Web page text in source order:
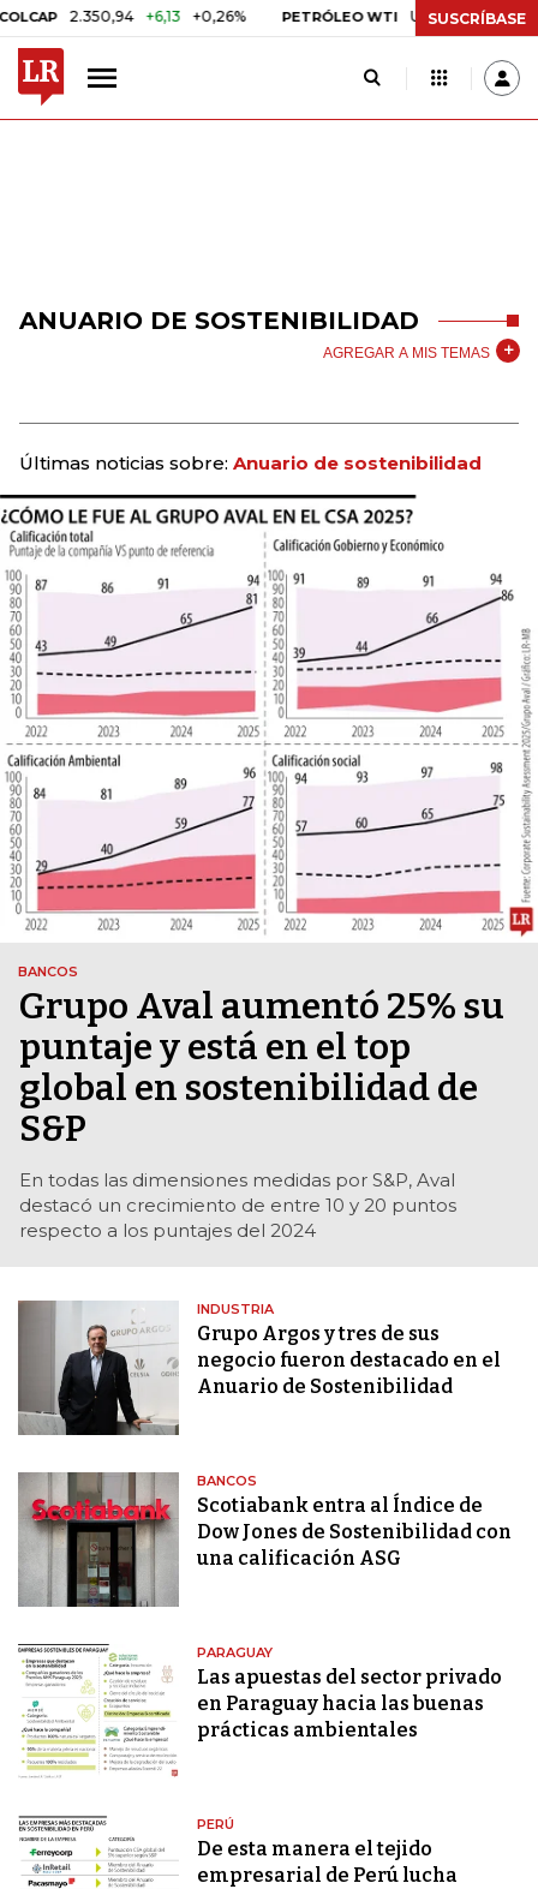
2.350,94 +6,13 +0,26% PETRÓLEO WTI US$ 78,18 US$ 0,17
SUSCRÍBASE
ANUARIO DE SOSTENIBILIDAD
AGREGAR A MIS TEMAS
Últimas noticias sobre: Anuario de sostenibilidad
BANCOS
Grupo Aval aumentó 25% su
puntaje y está en el top
global en sostenibilidad de
S&P
En todas las dimensiones medidas por S&P, Aval
destacó un crecimiento de entre 10 y 20 puntos
respecto a los puntajes del 2024
INDUSTRIA
Grupo Argos y tres de sus
negocio fueron destacado en el
Anuario de Sostenibilidad
BANCOS
Scotiabank entra al Índice de
Dow Jones de Sostenibilidad con
una calificación ASG
PARAGUAY
Las apuestas del sector privado
en Paraguay hacia las buenas
prácticas ambientales
PERÚ
De esta manera el tejido
empresarial de Perú lucha